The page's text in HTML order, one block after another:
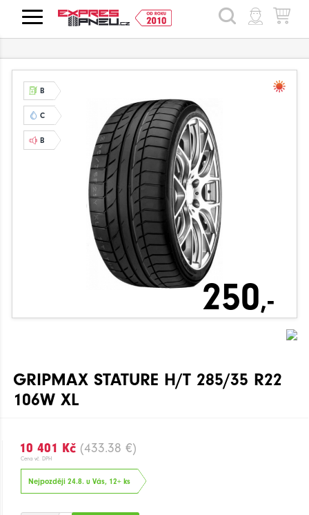
HLEDAT
B
C
B
250,-
GRIPMAX STATURE H/T 285/35 R22
106W XL
10 401 Kč (433.38 €)
Cena vč. DPH
Nejpozději 24.8. u Vás, 12+ ks